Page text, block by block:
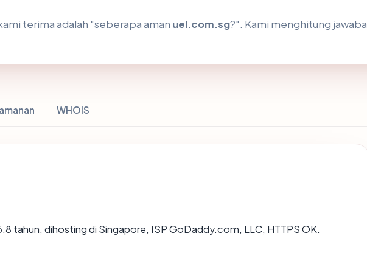
terima adalah "seberapa aman uel.com.sg?". Kami menghitung
WHOIS
tahun, dihosting di Singapore, ISP GoDaddy.com, LLC, HTTPS OK.